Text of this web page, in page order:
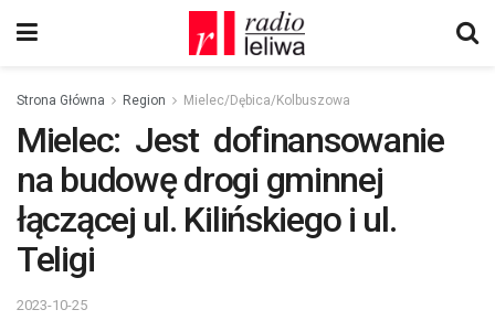
Strona Główna Region Mielec/Dębica/Kolbuszowa
Mielec: Jest dofinansowanie
na budowę drogi gminnej
łączącej ul. Kilińskiego i ul.
Teligi
2023-10-25